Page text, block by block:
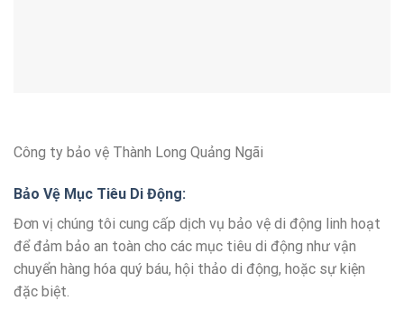
Công ty bảo vệ Thành Long Quảng Ngãi
Bảo Vệ Mục Tiêu Di Động:
Đơn vị chúng tôi cung cấp dịch vụ bảo vệ di động linh hoạt
để đảm bảo an toàn cho các mục tiêu di động như vận
chuyển hàng hóa quý báu, hội thảo di động, hoặc sự kiện
đặc biệt.